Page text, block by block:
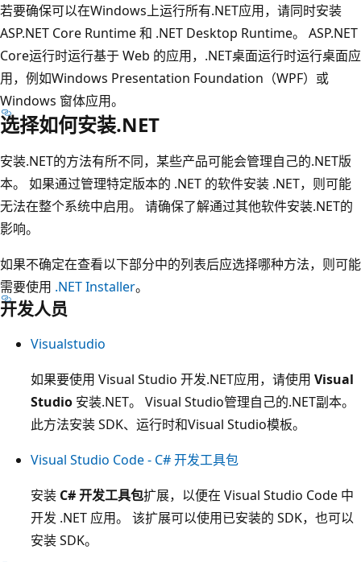
若要确保可以在Windows上运行所有.NET应用，请同时安装
ASP.NET Core Runtime 和 .NET Desktop Runtime。 ASP.NET
Core运行时运行基于 Web 的应用，.NET桌面运行时运行桌面应
用，例如Windows Presentation Foundation（WPF）或
Windows 窗体应用。
选择如何安装.NET
安装.NET的方法有所不同，某些产品可能会管理自己的.NET版
本。 如果通过管理特定版本的 .NET 的软件安装 .NET，则可能
无法在整个系统中启用。 请确保了解通过其他软件安装.NET的
影响。
如果不确定在查看以下部分中的列表后应选择哪种方法，则可能
需要使用 .NET Installer。
开发人员
Visualstudio
如果要使用 Visual Studio 开发.NET应用，请使用 Visual
Studio 安装.NET。 Visual Studio管理自己的.NET副本。
此方法安装 SDK、运行时和Visual Studio模板。
Visual Studio Code - C# 开发工具包
安装 C# 开发工具包扩展，以便在 Visual Studio Code 中
开发 .NET 应用。 该扩展可以使用已安装的 SDK，也可以
安装 SDK。